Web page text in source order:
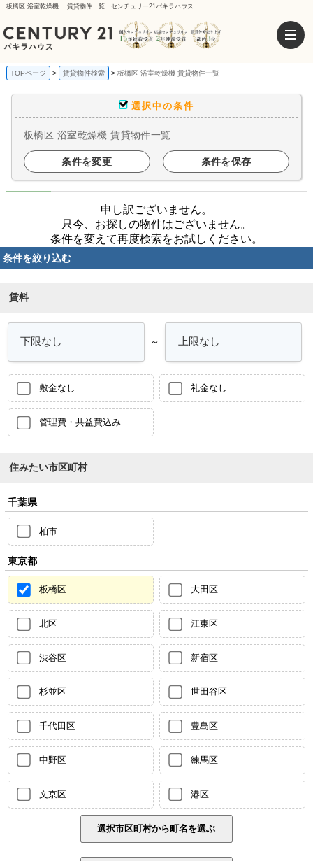
板橋区 浴室乾燥機 ｜賃貸物件一覧｜センチュリー21パキラハウス
TOPページ 賃貸物件検索 板橋区 浴室乾燥機 賃貸物件一覧
選択中の条件
板橋区 浴室乾燥機 賃貸物件一覧
条件を変更 条件を保存
申し訳ございません。
只今、お探しの物件はございません。
条件を変えて再度検索をお試しください。
条件を絞り込む
賃料
～
敷金なし 礼金なし
管理費・共益費込み
住みたい市区町村
千葉県
柏市
東京都
板橋区 大田区
北区 江東区
渋谷区 新宿区
杉並区 世田谷区
千代田区 豊島区
中野区 練馬区
文京区 港区